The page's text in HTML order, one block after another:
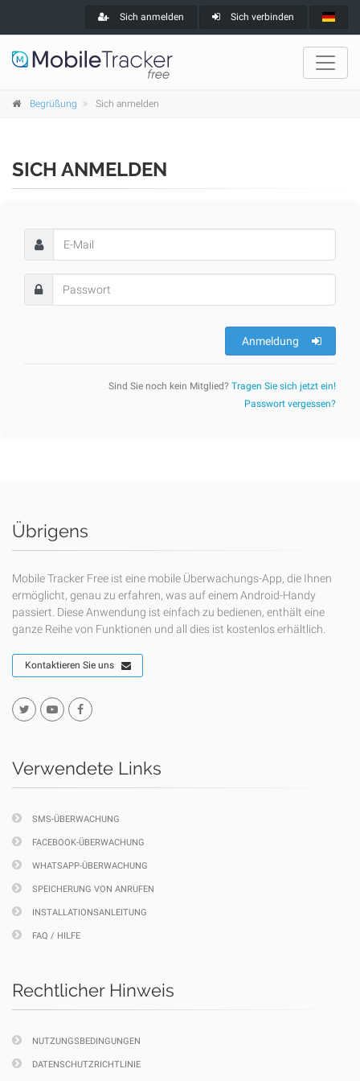
Sich anmelden Sich verbinden
Begrüßung Sich anmelden
SICH ANMELDEN
Anmeldung
Sind Sie noch kein Mitglied? Tragen Sie sich jetzt ein!
Passwort vergessen?
Übrigens
Mobile Tracker Free ist eine mobile Überwachungs-App, die Ihnen
ermöglicht, genau zu erfahren, was auf einem Android-Handy
passiert. Diese Anwendung ist einfach zu bedienen, enthält eine
ganze Reihe von Funktionen und all dies ist kostenlos erhältlich.
Kontaktieren Sie uns
Verwendete Links
SMS-ÜBERWACHUNG
FACEBOOK-ÜBERWACHUNG
WHATSAPP-ÜBERWACHUNG
SPEICHERUNG VON ANRUFEN
INSTALLATIONSANLEITUNG
FAQ / HILFE
Rechtlicher Hinweis
NUTZUNGSBEDINGUNGEN
DATENSCHUTZRICHTLINIE